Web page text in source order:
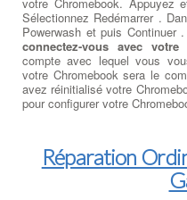
Sélectionnez Redémarrer .
Powerwash et puis
connectez-vous avec
compte avec lequel vous
votre Chromebook sera le
avez réinitialisé votre
pour configurer votre
Réparation